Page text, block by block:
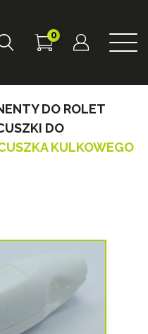
0
DO ROLET
DO
KULKOWEGO